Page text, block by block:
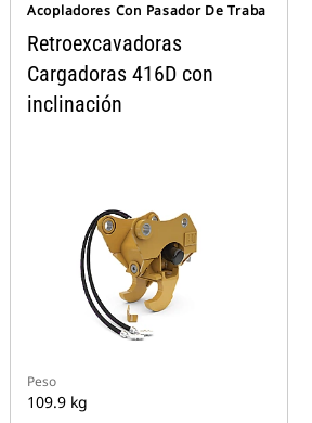
Acopladores Con Pasador De Traba
Retroexcavadoras
Cargadoras 416D con
inclinación
Peso
109.9 kg